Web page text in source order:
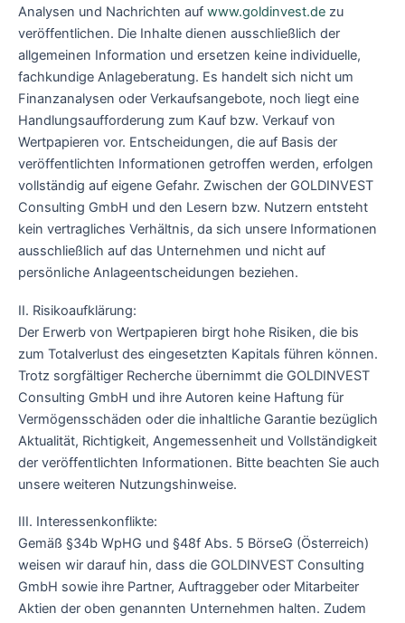
Analysen und Nachrichten auf www.goldinvest.de zu
veröffentlichen. Die Inhalte dienen ausschließlich der
allgemeinen Information und ersetzen keine individuelle,
fachkundige Anlageberatung. Es handelt sich nicht um
Finanzanalysen oder Verkaufsangebote, noch liegt eine
Handlungsaufforderung zum Kauf bzw. Verkauf von
Wertpapieren vor. Entscheidungen, die auf Basis der
veröffentlichten Informationen getroffen werden, erfolgen
vollständig auf eigene Gefahr. Zwischen der GOLDINVEST
Consulting GmbH und den Lesern bzw. Nutzern entsteht
kein vertragliches Verhältnis, da sich unsere Informationen
ausschließlich auf das Unternehmen und nicht auf
persönliche Anlageentscheidungen beziehen.
II. Risikoaufklärung:
Der Erwerb von Wertpapieren birgt hohe Risiken, die bis
zum Totalverlust des eingesetzten Kapitals führen können.
Trotz sorgfältiger Recherche übernimmt die GOLDINVEST
Consulting GmbH und ihre Autoren keine Haftung für
Vermögensschäden oder die inhaltliche Garantie bezüglich
Aktualität, Richtigkeit, Angemessenheit und Vollständigkeit
der veröffentlichten Informationen. Bitte beachten Sie auch
unsere weiteren Nutzungshinweise.
III. Interessenkonflikte:
Gemäß §34b WpHG und §48f Abs. 5 BörseG (Österreich)
weisen wir darauf hin, dass die GOLDINVEST Consulting
GmbH sowie ihre Partner, Auftraggeber oder Mitarbeiter
Aktien der oben genannten Unternehmen halten. Zudem